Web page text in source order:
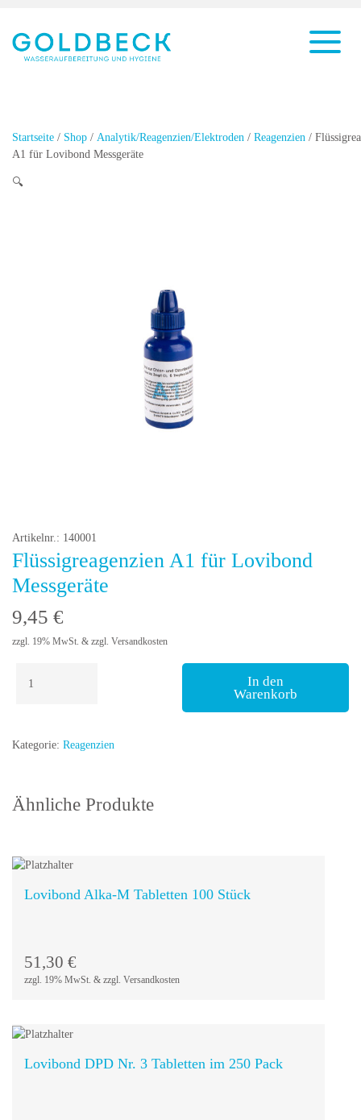
Startseite / Shop / Analytik/Reagenzien/Elektroden / Reagenzien /
A1 für Lovibond Messgeräte
🔍
Artikelnr.: 140001
Flüssigreagenzien A1 für Lovibond
Messgeräte
9,45 €
zzgl. 19% MwSt. & zzgl. Versandkosten
Messgeräte
In den
Warenkorb
Kategorie: Reagenzien
Ähnliche Produkte
Lovibond Alka-M Tabletten 100 Stück
51,30 €
zzgl. 19% MwSt. & zzgl. Versandkosten
Lovibond DPD Nr. 3 Tabletten im 250 Pack